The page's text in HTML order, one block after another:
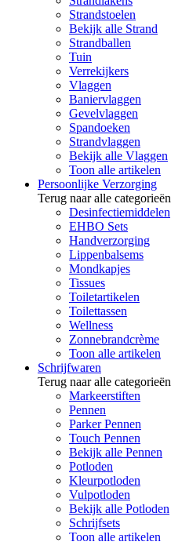
Strandstoelen
Bekijk alle Strand
Strandballen
Tuin
Verrekijkers
Vlaggen
Baniervlaggen
Gevelvlaggen
Spandoeken
Strandvlaggen
Bekijk alle Vlaggen
Toon alle artikelen
Persoonlijke Verzorging
Terug naar alle categorieën
Desinfectiemiddelen
EHBO Sets
Handverzorging
Lippenbalsems
Mondkapjes
Tissues
Toiletartikelen
Toilettassen
Wellness
Zonnebrandcrème
Toon alle artikelen
Schrijfwaren
Terug naar alle categorieën
Markeerstiften
Pennen
Parker Pennen
Touch Pennen
Bekijk alle Pennen
Potloden
Kleurpotloden
Vulpotloden
Bekijk alle Potloden
Schrijfsets
Toon alle artikelen